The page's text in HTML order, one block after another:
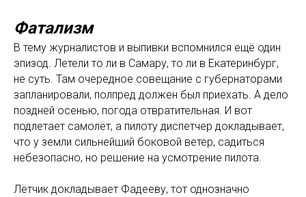
Фатализм
В тему журналистов и выпивки вспомнился ещё один
эпизод. Летели то ли в Самару, то ли в Екатеринбург,
не суть. Там очередное совещание с губернаторами
запланировали, полпред должен был приехать. А дело
поздней осенью, погода отвратительная. И вот
подлетает самолёт, а пилоту диспетчер докладывает,
что у земли сильнейший боковой ветер, садиться
небезопасно, но решение на усмотрение пилота.
Лётчик докладывает Фадееву, тот однозначно